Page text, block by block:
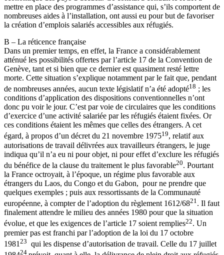
mettre en place des programmes d’assistance qui, s’ils comportent de
nombreuses aides à l’installation, ont aussi eu pour but de favoriser
la création d’emplois salariés accessibles aux réfugiés.
B – La réticence française
Dans un premier temps, en effet, la France a considérablement
atténué les possibilités offertes par l’article 17 de la Convention de
Genève, tant et si bien que ce dernier est quasiment resté lettre
morte. Cette situation s’explique notamment par le fait que, pendant
de nombreuses années, aucun texte législatif n’a été adopté18 ; les
conditions d’application des dispositions conventionnelles n’ont
donc pu voir le jour. C’est par voie de circulaires que les conditions
d’exercice d’une activité salariée par les réfugiés étaient fixées. Or
ces conditions étaient les mêmes que celles des étrangers. A cet
égard, à propos d’un décret du 21 novembre 197519, relatif aux
autorisations de travail délivrées aux travailleurs étrangers, le juge
indiqua qu’il n’a eu ni pour objet, ni pour effet d’exclure les réfugiés
du bénéfice de la clause du traitement le plus favorable20. Pourtant
la France octroyait, à l’époque, un régime plus favorable aux
étrangers du Laos, du Congo et du Gabon, pour ne prendre que
quelques exemples ; puis aux ressortissants de la Communauté
européenne, à compter de l’adoption du règlement 1612/6821 . Il faut
finalement attendre le milieu des années 1980 pour que la situation
évolue, et que les exigences de l’article 17 soient remplies22. Un
premier pas est franchi par l’adoption de la loi du 17 octobre
1981 23 qui les dispense d’autorisation de travail. Celle du 17 juillet
24